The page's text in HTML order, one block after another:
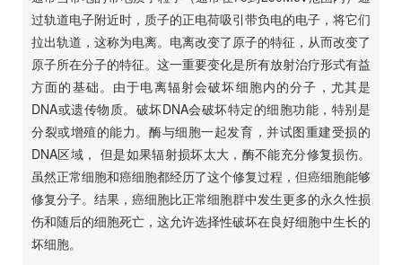
过轨道电子附近时，质子的正电荷吸引带负电的电子，将它们
拉出轨道，这称为电离。电离改变了原子的特征，从而改变了
原子所在分子的特征。这一重要变化是所有放射治疗形式有益
方面的基础。由于电离辐射会破坏细胞内的分子，尤其是
DNA或遗传物质。破坏DNA会破坏特定的细胞功能，特别是
分裂或增殖的能力。酶与细胞一起发育，并试图重建受损的
DNA区域， 但是如果辐射损坏太大，酶不能充分修复损伤。
虽然正常细胞和癌细胞都经历了这个修复过程，但癌细胞能够
修复分子。结果，癌细胞比正常细胞群中发生更多的永久性损
伤和随后的细胞死亡，这允许选择性破坏在良好细胞中生长的
坏细胞。